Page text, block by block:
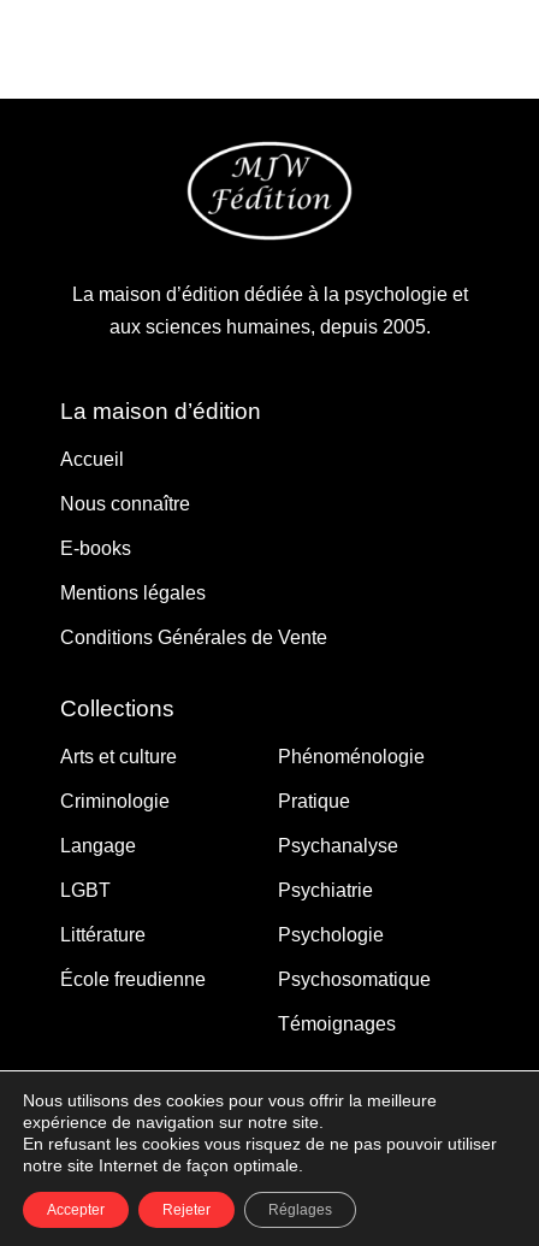
La maison d’édition dédiée à la psychologie et
aux sciences humaines, depuis 2005.
La maison d’édition
Accueil
Nous connaître
E-books
Mentions légales
Conditions Générales de Vente
Collections
Arts et culture
Criminologie
Langage
LGBT
Littérature
École freudienne
Phénoménologie
Pratique
Psychanalyse
Psychiatrie
Psychologie
Psychosomatique
Témoignages
MJW-FEDITION.COM © 2005-2025 – La Gouberdière
14710 Saint-Martin de Blagny
Nous utilisons des cookies pour vous offrir la meilleure
expérience de navigation sur notre site.
En refusant les cookies vous risquez de ne pas pouvoir utiliser
notre site Internet de façon optimale.
Accepter Rejeter Réglages